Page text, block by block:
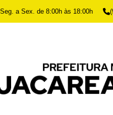
Seg. a Sex. de 8:00h às 18:00h